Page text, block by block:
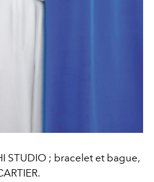
STUDIO ; bracelet et bague,